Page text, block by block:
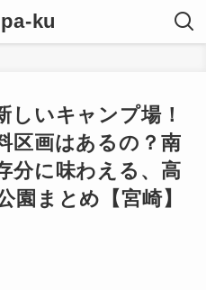
ku
しいキャンプ場！
区画はあるの？南
分に味わえる、高
園まとめ【宮崎】